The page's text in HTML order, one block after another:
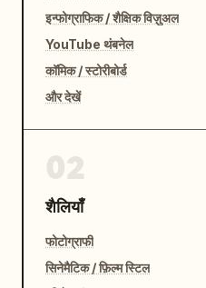
इन्फोग्राफिक / शैक्षिक विज़ुअल
YouTube थंबनेल
कॉमिक / स्टोरीबोर्ड
और देखें
शैलियाँ
फोटोग्राफी
सिनेमैटिक / फ़िल्म स्टिल